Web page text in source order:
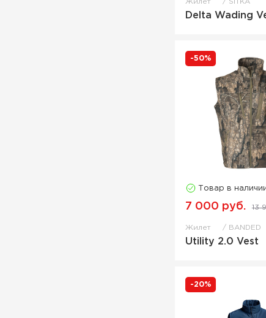
Жилет SITKA
Delta Wading
-50%
Товар в
7 000 руб. 13
Жилет BANDED
Utility 2.0 Vest
-20%